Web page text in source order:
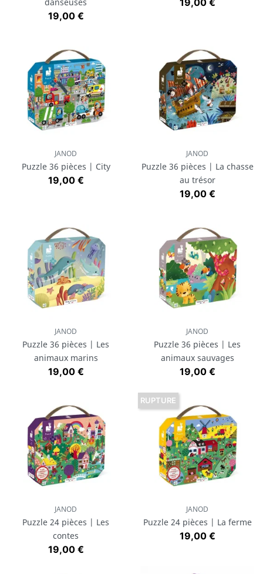
Prix
19,00 €
19,00 €
JANOD
Puzzle 36 pièces | City
Prix
19,00 €
JANOD
Puzzle 36 pièces | La chasse
au trésor
Prix
19,00 €
JANOD
Puzzle 36 pièces | Les
animaux marins
Prix
19,00 €
JANOD
Puzzle 36 pièces | Les
animaux sauvages
Prix
19,00 €
JANOD
Puzzle 24 pièces | Les
contes
Prix
19,00 €
JANOD
Puzzle 24 pièces | La ferme
Prix
19,00 €
RUPTURE